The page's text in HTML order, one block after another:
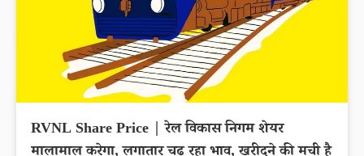
RVNL Share Price | रेल विकास निगम शेयर